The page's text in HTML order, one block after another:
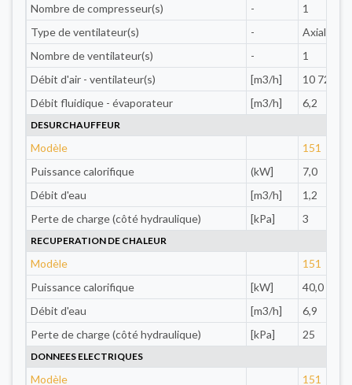
Nombre de compresseur(s)
-
1
Type de ventilateur(s)
-
Axial AC
Nombre de ventilateur(s)
-
1
Débit d'air - ventilateur(s)
[m3/h]
10 720
Débit fluidique - évaporateur
[m3/h] 6,2
DESURCHAUFFEUR
Modèle
151
Puissance calorifique
(kW]
7,0
Débit d'eau
[m3/h]
1,2
Perte de charge (côté hydraulique)
[kPa] 3
RECUPERATION DE CHALEUR
Modèle
151
Puissance calorifique
[kW]
40,0
Débit d'eau
[m3/h]
6,9
Perte de charge (côté hydraulique)
[kPa] 25
DONNEES ELECTRIQUES
Modèle 151